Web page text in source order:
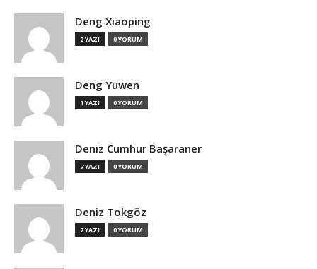
Deng Xiaoping
2 YAZI 0 YORUM
Deng Yuwen
1 YAZI 0 YORUM
Deniz Cumhur Başaraner
7 YAZI 0 YORUM
Deniz Tokgöz
2 YAZI 0 YORUM